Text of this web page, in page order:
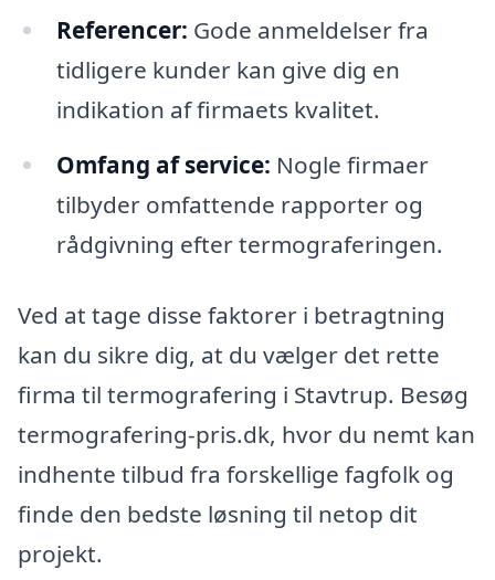
Referencer: Gode anmeldelser fra
tidligere kunder kan give dig en
indikation af firmaets kvalitet.
Omfang af service: Nogle firmaer
tilbyder omfattende rapporter og
rådgivning efter termograferingen.
Ved at tage disse faktorer i betragtning
kan du sikre dig, at du vælger det rette
firma til termografering i Stavtrup. Besøg
termografering-pris.dk, hvor du nemt kan
indhente tilbud fra forskellige fagfolk og
finde den bedste løsning til netop dit
projekt.